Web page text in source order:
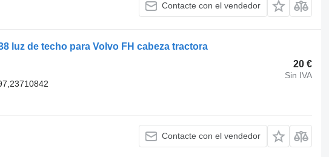
Contacte con el vendedor
luz de techo para Volvo FH cabeza tractora
20 €
Sin IVA
Contacte con el vendedor